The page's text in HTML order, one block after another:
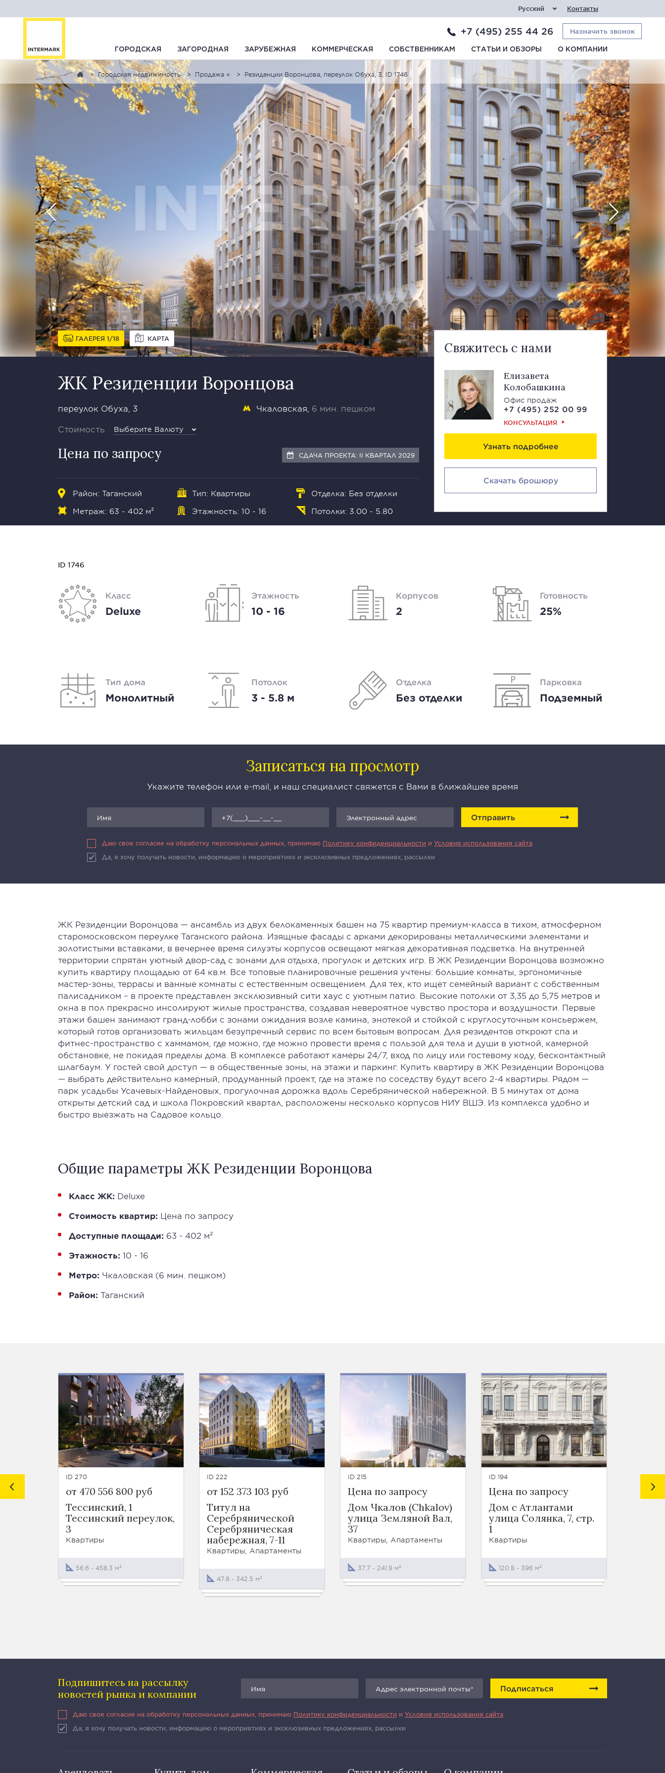
Русский Контакты
+7 (495) 255 44 26 Назначить звонок
ГОРОДСКАЯ ЗАГОРОДНАЯ ЗАРУБЕЖНАЯ КОММЕРЧЕСКАЯ СОБСТВЕННИКАМ СТАТЬИ И ОБЗОРЫ О КОМПАНИИ
Городская недвижимость Продажа ⭐ Резиденции Воронцова, переулок Обуха, 3, ID 1746
ГАЛЕРЕЯ 1 18 КАРТА
ЖК Резиденции Воронцова
переулок Обуха, 3 Чкаловская 6 мин. пешком
Стоимость Выберите Валюту
Цена по запросу СДАЧА ПРОЕКТА: II КВАРТАЛ 2029
Район: Таганский Тип: Квартиры
Отделка: Без отделки
Метраж: 63 - 402 м²
Этажность: 10 - 16 Потолки: 3.00 - 5.80
Свяжитесь с нами
Елизавета
Колобашкина
Офис продаж
+7 (495) 252 00 99
КОНСУЛЬТАЦИЯ
Узнать подробнее
Скачать брошюру
ID 1746
Класс
Deluxe
Этажность
10 - 16
Корпусов
2
Готовность
25%
Тип дома
Монолитный
Потолок
3 - 5.8 м
Отделка
Без отделки
Парковка
Подземный
Записаться на просмотр
Укажите телефон или e-mail, и наш специалист свяжется с Вами в ближайшее время
Отправить
Даю свое согласие на обработку персональных данных, принимаю Политику конфиденциальности и Условия использования сайта
Да, я хочу получать новости, информацию о мероприятиях и эксклюзивных предложениях, рассылки
ЖК Резиденции Воронцова — ансамбль из двух белокаменных башен на 75 квартир премиум-класса в тихом, атмосферном
старомосковском переулке Таганского района. Изящные фасады с арками декорированы металлическими элементами и
золотистыми вставками, в вечернее время силуэты корпусов освещают мягкая декоративная подсветка. На внутренней
территории спрятан уютный двор-сад с зонами для отдыха, прогулок и детских игр. В ЖК Резиденции Воронцова возможно
купить квартиру площадью от 64 кв.м. Все топовые планировочные решения учтены: большие комнаты, эргономичные
мастер-зоны, террасы и ванные комнаты с естественным освещением. Для тех, кто ищет семейный вариант с собственным
палисадником – в проекте представлен эксклюзивный сити хаус с уютным патио. Высокие потолки от 3,35 до 5,75 метров и
окна в пол прекрасно инсолируют жилые пространства, создавая невероятное чувство простора и воздушности. Первые
этажи башен занимают гранд-лобби с зонами ожидания возле камина, энотекой и стойкой с круглосуточным консьержем,
который готов организовать жильцам безупречный сервис по всем бытовым вопросам. Для резидентов откроют спа и
фитнес-пространство с хаммамом, где можно, где можно провести время с пользой для тела и души в уютной, камерной
обстановке, не покидая пределы дома. В комплексе работают камеры 24/7, вход по лицу или гостевому коду, бесконтактный
шлагбаум. У гостей свой доступ — в общественные зоны, на этажи и паркинг. Купить квартиру в ЖК Резиденции Воронцова
— выбрать действительно камерный, продуманный проект, где на этаже по соседству будут всего 2-4 квартиры. Рядом —
парк усадьбы Усачевых-Найденовых, прогулочная дорожка вдоль Серебрянической набережной. В 5 минутах от дома
открыты детский сад и школа Покровский квартал, расположены несколько корпусов НИУ ВШЭ. Из комплекса удобно и
быстро выезжать на Садовое кольцо.
Общие параметры ЖК Резиденции Воронцова
Класс ЖК: Deluxe
Стоимость квартир: Цена по запросу
Доступные площади: 63 - 402 м²
Этажность: 10 - 16
Метро: Чкаловская (6 мин. пешком)
Район: Таганский
ID 270
от 470 556 800 руб
Тессинский, 1
Тессинский переулок,
3
Квартиры
56.6 - 458.3 м²
ID 222
от 152 373 103 руб
Титул на
Серебрянической
Серебряническая
набережная, 7-11
Квартиры, Апартаменты
47.8 - 342.5 м²
ID 215
Цена по запросу
Дом Чкалов (Chkalov)
улица Земляной Вал,
37
Квартиры, Апартаменты
37.7 - 241.9 м²
ID 194
Цена по запросу
Дом с Атлантами
улица Солянка, 7, стр.
1
Квартиры
120.8 - 396 м²
ID 1762
от 60
Подпишитесь на рассылку
новостей рынка и компании
Подписаться
Даю свое согласие на обработку персональных данных, принимаю Политику конфиденциальности и Условия использования сайта
Да, я хочу получать новости, информацию о мероприятиях и эксклюзивных предложениях, рассылки